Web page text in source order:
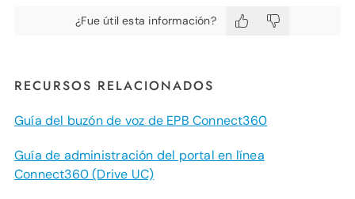
¿Fue útil esta información?
RECURSOS RELACIONADOS
Guía del buzón de voz de EPB Connect360
Guía de administración del portal en línea
Connect360 (Drive UC)